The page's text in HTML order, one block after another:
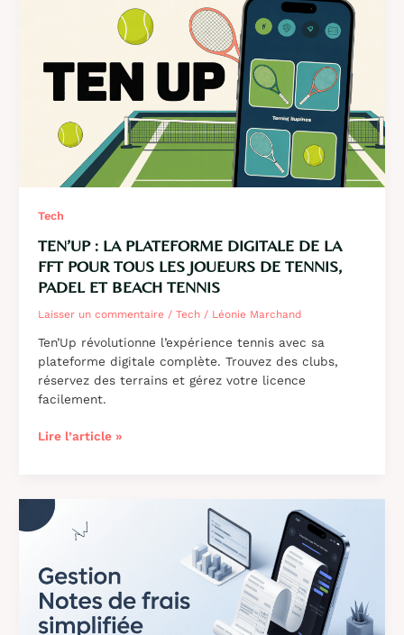
dématérialisation
entreprise
Tech
TEN’UP : LA PLATEFORME DIGITALE DE LA
FFT POUR TOUS LES JOUEURS DE TENNIS,
PADEL ET BEACH TENNIS
Laisser un commentaire / Tech/ Léonie Marchand
Ten’Up révolutionne l’expérience tennis avec sa
plateforme digitale complète. Trouvez des clubs,
réservez des terrains et gérez votre licence
facilement.
Ten’Up
digitale
de
FFT
pour
tous
les
Lire l’article »